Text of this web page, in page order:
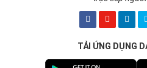
TẢI ỨNG DỤNG